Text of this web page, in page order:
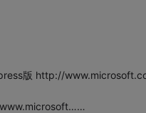
版 http://